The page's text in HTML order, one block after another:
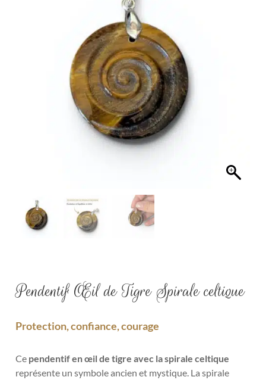
Pendentif Œil de Tigre Spirale celtique
Protection, confiance, courage
Ce pendentif en œil de tigre avec la spirale celtique
représente un symbole ancien et mystique. La spirale